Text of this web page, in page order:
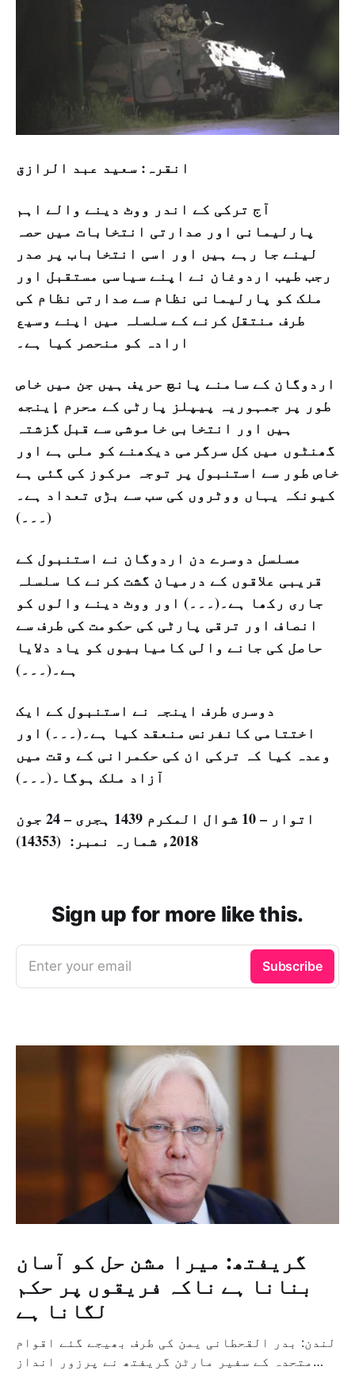
انقرہ: سعید عبد الرازق
آج ترکی کے اندر ووٹ دینے والے اہم
پارلیمانی اور صدارتی انتخابات میں حصہ
لینے جا رہے ہیں اور اسی انتخاباب پر صدر
رجب طیب اردوغان نے اپنے سیاسی مستقبل اور
ملک کو پارلیمانی نظام سے صدارتی نظام کی
طرف منتقل کرنے کے سلسلہ میں اپنے وسیع
ارادہ کو منحصر کیا ہے۔
اردوگان کے سامنے پانچ حریف ہیں جن میں خاص
طور پر جمہوریہ پیپلز پارٹی کے محرم إينجه
ہیں اور انتخابی خاموشی سے قبل گزشتہ
گھنٹوں میں کل سرگرمی دیکھنے کو ملی ہے اور
خاص طور سے استنبول پر توجہ مرکوز کی گئی ہے
کیونکہ یہاں ووٹروں کی سب سے بڑی تعداد ہے۔
(۔۔۔)
مسلسل دوسرے دن اردوگان نے استنبول کے
قریبی علاقوں کے درمیان گشت کرنے کا سلسلہ
جاری رکھا ہے۔(۔۔۔) اور ووٹ دینے والوں کو
انصاف اور ترقی پارٹی کی حکومت کی طرف سے
حاصل کی جانے والی کامیابیوں کو یاد دلایا
ہے۔(۔۔۔)
دوسری طرف اینجہ نے استنبول کے ایک
اختتامی کانفرنس منعقد کیا ہے۔(۔۔۔) اور
وعدہ کیا کہ ترکی ان کی حکمرانی کے وقت میں
آزاد ملک ہوگا۔(۔۔۔)
اتوار – 10 شوال المکرم 1439 ہجری – 24 جون
2018ء شمارہ نمبر: (14353)
Sign up for more like this.
Enter your email Subscribe
گریفتھ: میرا مشن حل کو آسان
بنانا ہے ناکہ فریقوں پر حکم
لگانا ہے
لندن: بدر القحطانی یمن کی طرف بھیجے گئے اقوام
متحدہ کے سفیر مارٹن گریفتھ نے پرزور انداز